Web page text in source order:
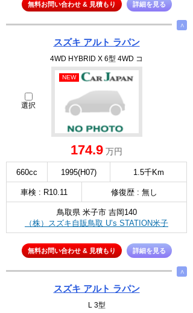
無料お問い合わせ & 見積もり 詳細を見る
∧
スズキ アルト ラパン
4WD HYBRID X 6型 4WD コ
選択
NEW
174.9 万円
660cc 1995(H07) 1.5千Km
車検 : R10.11 修復歴 : 無し
鳥取県 米子市 吉岡140
（株）スズキ自販鳥取 U’s STATION米子
無料お問い合わせ & 見積もり 詳細を見る
∧
スズキ アルト ラパン
L 3型